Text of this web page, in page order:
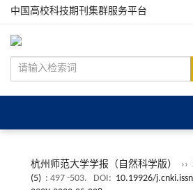
中国高校科技期刊集群服务平台
杭州师范大学学报（自然科学版） ››
(5) : 497 -503. DOI: 10.19926/